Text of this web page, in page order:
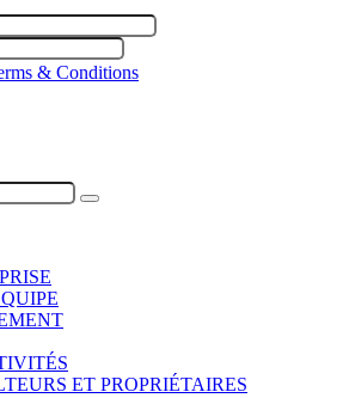
& Conditions
ET PROPRIÉTAIRES